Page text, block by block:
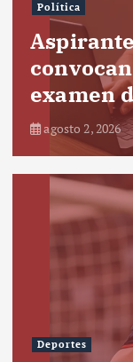
Política
examen
agosto 2, 2026
Deportes